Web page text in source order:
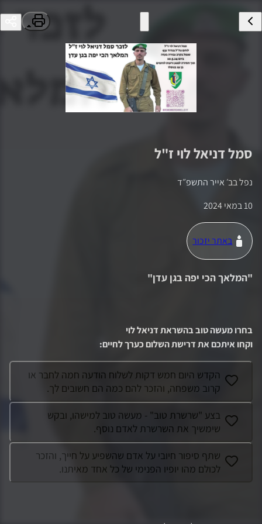
סמלדניאל לוי ז"ל
נפל בב׳ אייר התשפ״ד
10 במאי 2024
באתר יזכור
"המלאך הכי יפה בגן עדן"
בחרו מעשה טוב בהשראתדניאל לוי
וקחו איתכם את דרישת השלום כערך לחיים:
הקדש היום חמש דקות לשלוח הודעה חמה לחבר או
קרוב משפחה, והזכר להם כמה הם חשובים לך.
בצע "שרשרת טוב" - מעשה טוב למישהו, ובקש
שימשיך את השרשרת לאדם נוסף.
שתף סיפור חיובי על אדם שהשפיע על חייך, והזכר
לכולם מהו יופיו הפנימי של כל אחד מאיתנו.